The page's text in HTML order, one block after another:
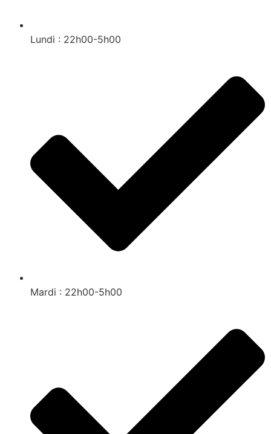
Lundi : 22h00-5h00
Mardi : 22h00-5h00